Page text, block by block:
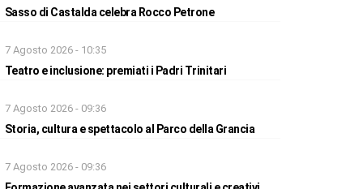
Sasso di Castalda celebra Rocco Petrone
7 Agosto 2026 - 10:35
Teatro e inclusione: premiati i Padri Trinitari
7 Agosto 2026 - 09:36
Storia, cultura e spettacolo al Parco della Grancia
7 Agosto 2026 - 09:36